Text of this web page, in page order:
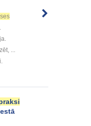
...